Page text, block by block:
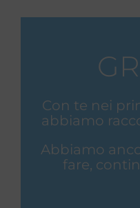
Con te nei
abbiamo
Abbiamo
fare,